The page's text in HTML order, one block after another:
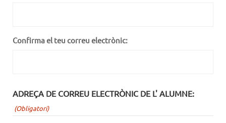
Confirma el teu correu electrònic:
ADREÇA DE CORREU ELECTRÒNIC DE L' ALUMNE:
(Obligatori)